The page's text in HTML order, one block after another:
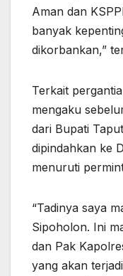
Aman dan
banyak
dikorbankan,”
Terkait
mengaku
dari Bupati
dipindahkan ke
menuruti
“Tadinya saya
Sipoholon. Ini
dan Pak
yang akan